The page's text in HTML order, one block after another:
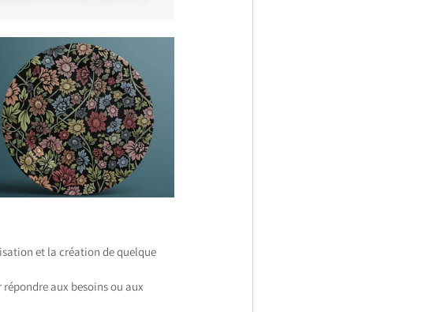
et la création de quelque
aux besoins ou aux